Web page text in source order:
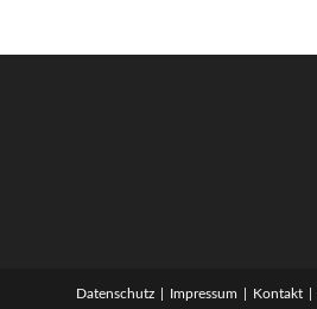
Datenschutz Impressum Kontakt